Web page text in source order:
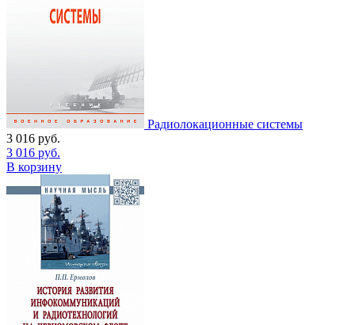
Радиолокационные системы
3 016 руб.
3 016 руб.
В корзину